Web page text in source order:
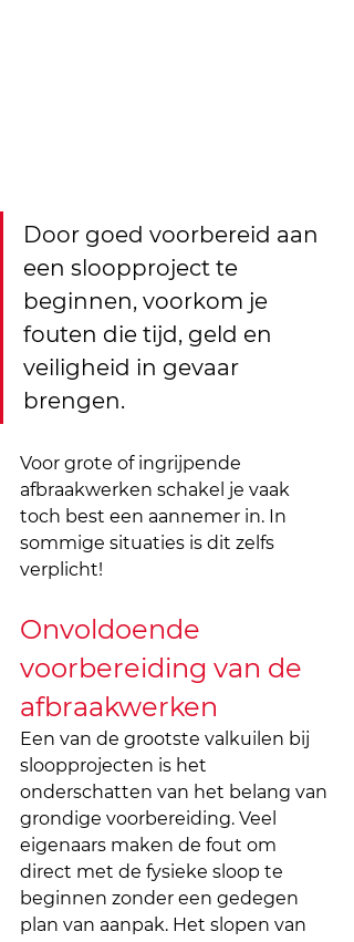
Door goed voorbereid aan
een sloopproject te
beginnen, voorkom je
fouten die tijd, geld en
veiligheid in gevaar
brengen.
Voor grote of ingrijpende
afbraakwerken schakel je vaak
toch best een aannemer in. In
sommige situaties is dit zelfs
verplicht!
Onvoldoende
voorbereiding van de
afbraakwerken
Een van de grootste valkuilen bij
sloopprojecten is het
onderschatten van het belang van
grondige voorbereiding. Veel
eigenaars maken de fout om
direct met de fysieke sloop te
beginnen zonder een gedegen
plan van aanpak. Het slopen van